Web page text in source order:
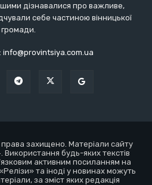
дізнавалися про важливе,
себе частиною вінницької
громади.
info@provintsiya.com.ua
права захищено. Матеріали сайту
Використання будь-яких текстів
активним посиланням на
та іноді у новинах можуть
за зміст яких редакція